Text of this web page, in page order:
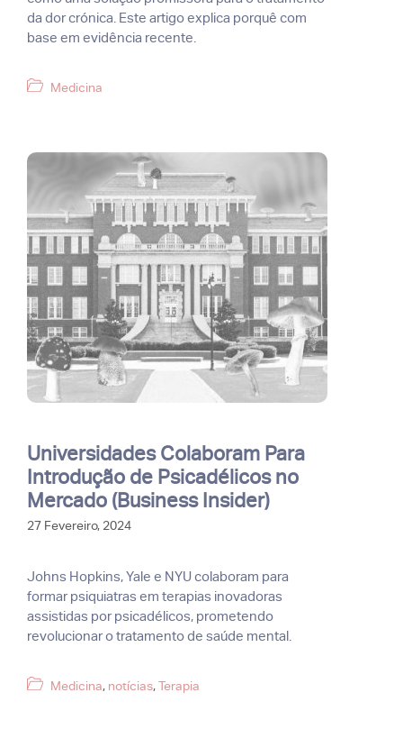
da dor crónica. Este artigo explica porquê com
base em evidência recente.
Categorias
Medicina
Universidades Colaboram Para
Introdução de Psicadélicos no
Mercado (Business Insider)
27 Fevereiro, 2024
Johns Hopkins, Yale e NYU colaboram para
formar psiquiatras em terapias inovadoras
assistidas por psicadélicos, prometendo
revolucionar o tratamento de saúde mental.
Categorias
Medicina, notícias,Terapia